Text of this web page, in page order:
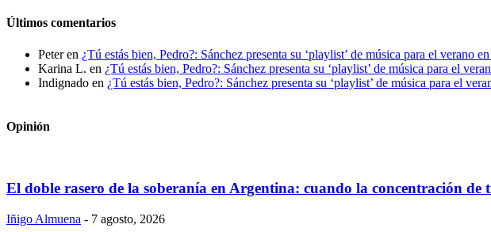
Últimos comentarios
Peteren ¿Tú estás bien, Pedro?: Sánchez presenta su ‘playlist’ de música para el
Karina L. en ¿Tú estás bien, Pedro?: Sánchez presenta su ‘playlist’ de música para el
Indignado en ¿Tú estás bien, Pedro?: Sánchez presenta su ‘playlist’ de música para el
Opinión
El doble rasero de la soberanía en Argentina: cuando la concentración de
Iñigo Almuena - 7 agosto, 2026